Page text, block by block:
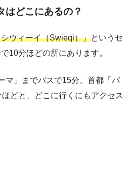
はどこにあるの？
ウィーイ（Swieqi）」というセ
10分ほどの所にあります。
マ」までバスで15分、首都「バ
どと、どこに行くにもアクセス